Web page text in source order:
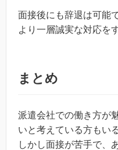
面接後にも辞退は可能
より一層誠実な対応を
まとめ
派遣会社での働き方が
いと考えている方もい
しかし面接が苦手で、